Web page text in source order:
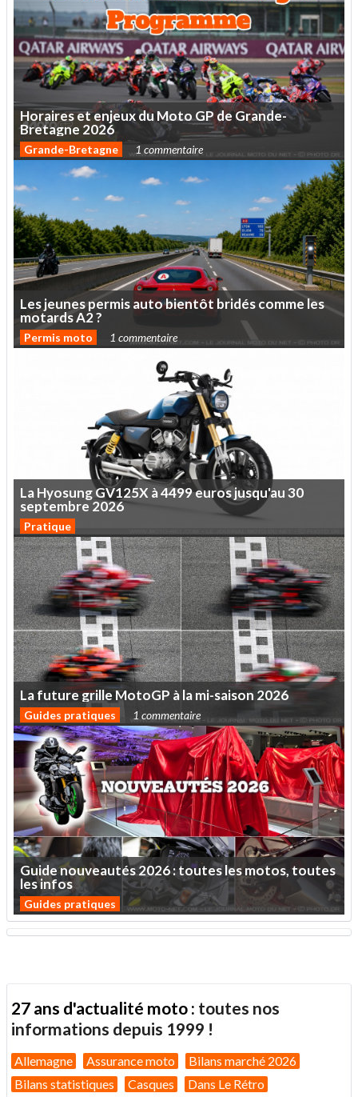
HorairesetenjeuxduMotoGPdeGrande-
Bretagne 2026
Grande-Bretagne 1 commentaire
Lesjeunespermisautobientôt bridéscommeles
motardsA2?
Permis moto 1 commentaire
LaHyosungGV125X à4499eurosjusqu'au30
septembre 2026
Pratique
Lafuturegrille MotoGP àlami-saison 2026
Guides pratiques 1 commentaire
Guidenouveautés2026:touteslesmotos,toutes
lesinfos
Guides pratiques
27 ans d'actualité moto : toutes nos
informations depuis 1999 !
Allemagne Assurance moto
Bilans marché 2026
Bilans statistiques
Casques Dans Le Rétro